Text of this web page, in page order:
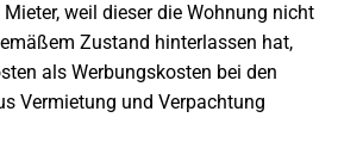
weil dieser die Wohnung nicht
Zustand hinterlassen hat,
als Werbungskosten bei den
Vermietung und Verpachtung